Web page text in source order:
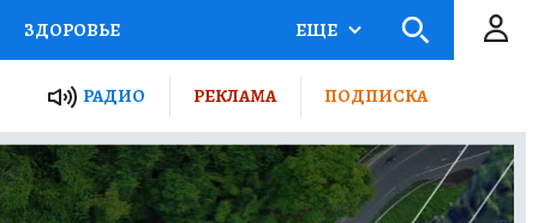
ЗДОРОВЬЕ
РОССИИ
ПУТЕВОДИТЕЛЬ
ТУРИЗМ
ЕЩЕ
РАДИО РЕКЛАМА ПОДПИСКА